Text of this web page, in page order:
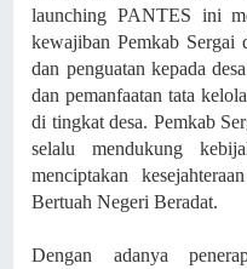
launching PANTES ini
kewajiban Pemkab Sergai
dan penguatan kepada
dan pemanfaatan tata
di tingkat desa. Pemkab
selalu mendukung
menciptakan
Bertuah Negeri Beradat.
Dengan adanya